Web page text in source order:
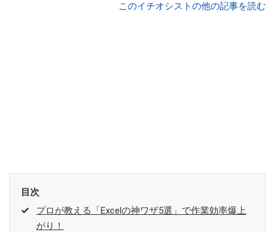
このイチオシストの他の記事を読む
目次
プロが教える「Excelの神ワザ5選」で作業効率爆上
がり！